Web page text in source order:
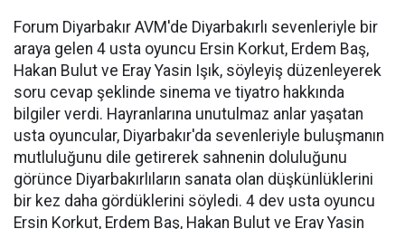
Forum Diyarbakır AVM'de Diyarbakırlı sevenleriyle bir
araya gelen 4 usta oyuncu Ersin Korkut, Erdem Baş,
Hakan Bulut ve Eray Yasin Işık, söyleyiş düzenleyerek
soru cevap şeklinde sinema ve tiyatro hakkında
bilgiler verdi. Hayranlarına unutulmaz anlar yaşatan
usta oyuncular, Diyarbakır'da sevenleriyle buluşmanın
mutluluğunu dile getirerek sahnenin doluluğunu
görünce Diyarbakırlıların sanata olan düşkünlüklerini
bir kez daha gördüklerini söyledi. 4 dev usta oyuncu
Ersin Korkut, Erdem Baş, Hakan Bulut ve Eray Yasin